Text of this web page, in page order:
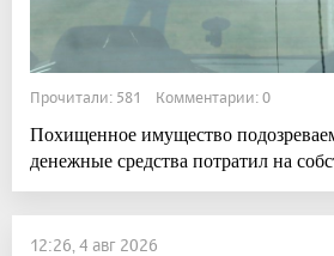
Прочитали: 581 Комментарии: 0
Похищенное имущество
денежные средства потратил на
12:26, 4 авг 2026